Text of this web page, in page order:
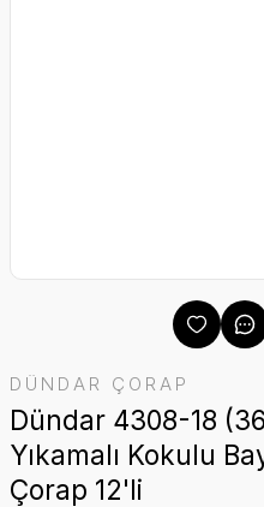
DÜNDAR ÇORAP
Dündar 4308-18
Yıkamalı Kokulu
Çorap 12'li